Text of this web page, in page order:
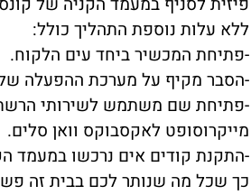
ללא עלות נוספת התהליך כולל:
-פתיחת המכשיר ביחד עים הלקוח.
-הסבר מקיף על מערכת ההפעלה
-פתיחת שם משתמש לשירותי
מייקרוסופט לאקסבוקס וואן סלים.
-התקנת קודים אים נרכשו במעמד
כך שכל מה שנותר לכם בבית זה